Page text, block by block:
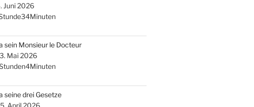
Juni 2026
sein Monsieur le Docteur
Mai 2026
seine drei Gesetze